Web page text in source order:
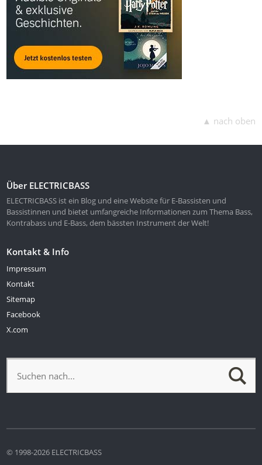
▲ nach oben
Über ELECTRICBASS
ELECTRICBASS ist ein Blog und eine Website für E-Bassisten und
Bassistinnen und bietet umfangreiche Informationen zum Thema Bass,
Kontrabass und E-Bass, dem bässten Instrument der Welt!
Kontakt & Info
Impressum
Kontakt
Sitemap
Facebook
X.com
© 1998-2026 ELECTRICBASS